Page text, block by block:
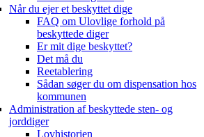
Når du ejer et beskyttet dige
FAQ om Ulovlige forhold på
beskyttede diger
Er mit dige beskyttet?
Det må du
Reetablering
Sådan søger du om dispensation hos
kommunen
Administration af beskyttede sten- og
jorddiger
Lovhistorien